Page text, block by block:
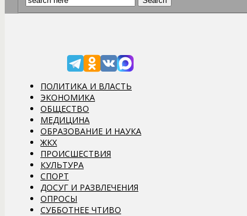
ПОЛИТИКА И ВЛАСТЬ
ЭКОНОМИКА
ОБЩЕСТВО
МЕДИЦИНА
ОБРАЗОВАНИЕ И НАУКА
ЖКХ
ПРОИСШЕСТВИЯ
КУЛЬТУРА
СПОРТ
ДОСУГ И РАЗВЛЕЧЕНИЯ
ОПРОСЫ
СУББОТНЕЕ ЧТИВО